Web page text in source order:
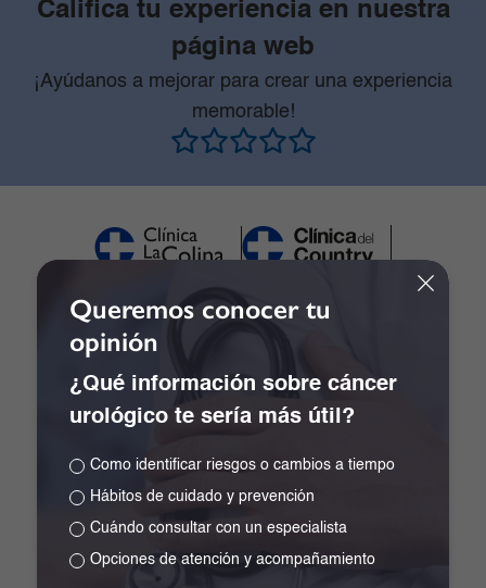
Califica tu experiencia en nuestra
página web
¡Ayúdanos a mejorar para crear una experiencia
memorable!
Queremos conocer tu
opinión
¿Qué información sobre cáncer
urológico te sería más útil?
Como identificar riesgos o cambios a tiempo
Hábitos de cuidado y prevención
Cuándo consultar con un especialista
Opciones de atención y acompañamiento
PBX+57 601 3905355
Solicitud de citas
recepcion.colina@clinicadelcountry.com